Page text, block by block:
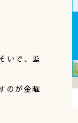
いで、誕
のが金曜